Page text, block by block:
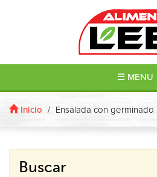
☰ MENU
Inicio / Ensalada con
Buscar